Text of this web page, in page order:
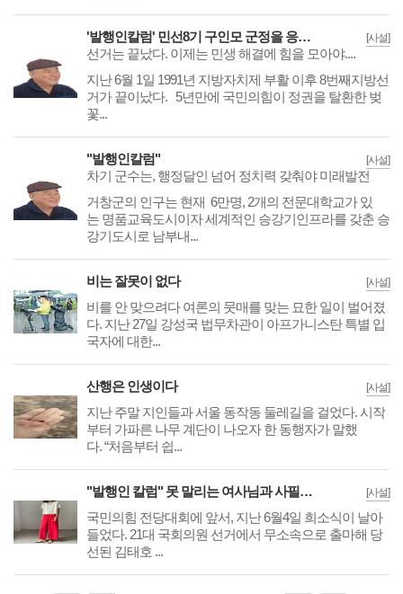
[사설]
'발행인칼럼' 민선8기 구인모 군정을 응원한다.
선거는 끝났다. 이제는 민생 해결에 힘을 모아야....
지난 6월 1일 1991년 지방자치제 부활 이후 8번째지방선
거가 끝이났다. 5년만에 국민의힘이 정권을 탈환한 벚
꽃...
[사설]
"발행인칼럼"
차기 군수는, 행정달인 넘어 정치력 갖춰야 미래발전
거창군의 인구는 현재 6만명, 2개의 전문대학교가 있
는 명품교육도시이자 세계적인 승강기인프라를 갖춘 승
강기도시로 남부내...
[사설]
비는 잘못이 없다
비를 안 맞으려다 여론의 뭇매를 맞는 묘한 일이 벌어졌
다. 지난 27일 강성국 법무차관이 아프가니스탄 특별 입
국자에 대한...
[사설]
산행은 인생이다
지난 주말 지인들과 서울 동작동 둘레길을 걸었다. 시작
부터 가파른 나무 계단이 나오자 한 동행자가 말했
다. “처음부터 쉽...
[사설]
"발행인 칼럼" 못 말리는 여사님과 사필귀정(事必歸正)
국민의힘 전당대회에 앞서, 지난 6월4일 희소식이 날아
들었다. 21대 국회의원 선거에서 무소속으로 출마해 당
선된 김태호 ...